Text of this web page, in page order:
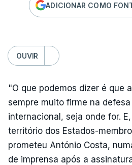
ADICIONAR COMO
OUVIR
"O que podemos dizer é que
sempre muito firme na
internacional, seja onde for.
território dos Estados-
prometeu António Costa,
de imprensa após a